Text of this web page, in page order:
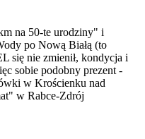
na 50-te urodziny" i
po Nową Białą (to
się nie zmienił, kondycja i
sobie podobny prezent -
w Krościenku nad
w Rabce-Zdrój